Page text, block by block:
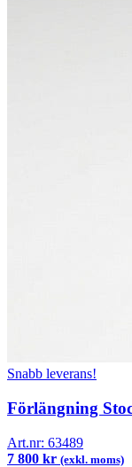
Snabb leverans!
Förlängning
Art.nr: 63489
7 800 kr (exkl. moms)